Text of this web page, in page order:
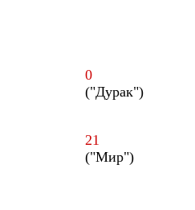
0
("Дурак")
21
("Мир")